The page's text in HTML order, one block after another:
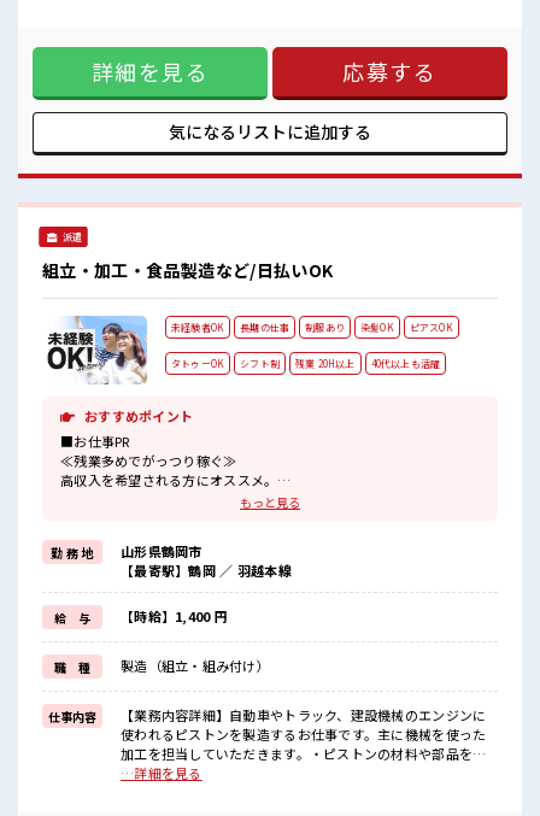
勤務が初めての方も安心してスタートできます。工場内は空
調完備で一年中快適！清潔な食品工場で、コツコツ・モクモ
ク作業が好きな方におすすめのお仕事です。【取扱製品情
報】サラミ・ビーフジャーキー・チーズ加工品などのおつま
み食品・食肉加工品 ■お仕事PR ≪女性も活躍中の職場≫ もち
ろん男性の応募もOKですよ！ ≪自分の時間も大切≫ 残業は
≪週休2日制≫ 週末は家族や友人と一緒にプライベート満喫！
≪ヘアカラーOKで自由な雰囲気の職場≫ 明るすぎたり奇抜で
遣のお仕事です！ ■職場の雰囲気 女性が多い職場ですが男女
は問いません！ 応募お待ちしております！ キバツ過ぎなけれ
ば髪色・髪型は自由！ あなたの個性を大事にできます♪ 残業
はほとんどありません！
詳細を見る 応募する
気になるリストに追加する
派遣
組立・加工・食品製造など/日払いOK
未経験者OK 長期の仕事 制服あり 染髪OK ピアスOK
タトゥーOK シフト制 残業 20H以上 40代以上も活躍
おすすめポイント
■お仕事PR
≪残業多めでがっつり稼ぐ≫
高収入を希望される方にオススメ。
残業は月20時間以上あります♪
明るすぎたり奇抜でなければ基本的に自由！
(規定有)≪ラクラク制服アリ≫
制服があるので、
毎日の服装の悩み解消♪
≪未経験でも活躍できる≫
新しいことにチャレンジするのは不安だけど、
しっかり働く環境が整っています！
イチからスキルUP・ステップUP目指していきましょう！
≪自分に合った期間で働ける≫
福利厚生が整った派遣のお仕事です！
■職場の雰囲気
キバツ過ぎなければ髪色・髪型は自由！
もっと見る
勤 務 地
山形県鶴岡市
【最寄駅】鶴岡 ／ 羽越本線
給 与 【時給】1,400 円
職 種 製造（組立・組み付け）
仕事内容
【業務内容詳細】自動車やトラック、建設機械のエンジンに
使われるピストンを製造するお仕事です。主に機械を使った
加工を担当していただきます。・ピストンの材料や部品を機
械へセット→ボタンを押して機械が自動で加工加工が終わっ
…詳細を見る